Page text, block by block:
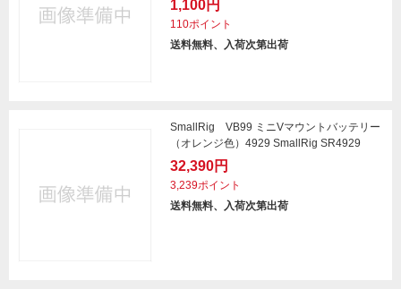
1,100円
110ポイント
送料無料、入荷次第出荷
SmallRig VB99 ミニVマウントバッテリー
（オレンジ色）4929 SmallRig SR4929
32,390円
3,239ポイント
送料無料、入荷次第出荷